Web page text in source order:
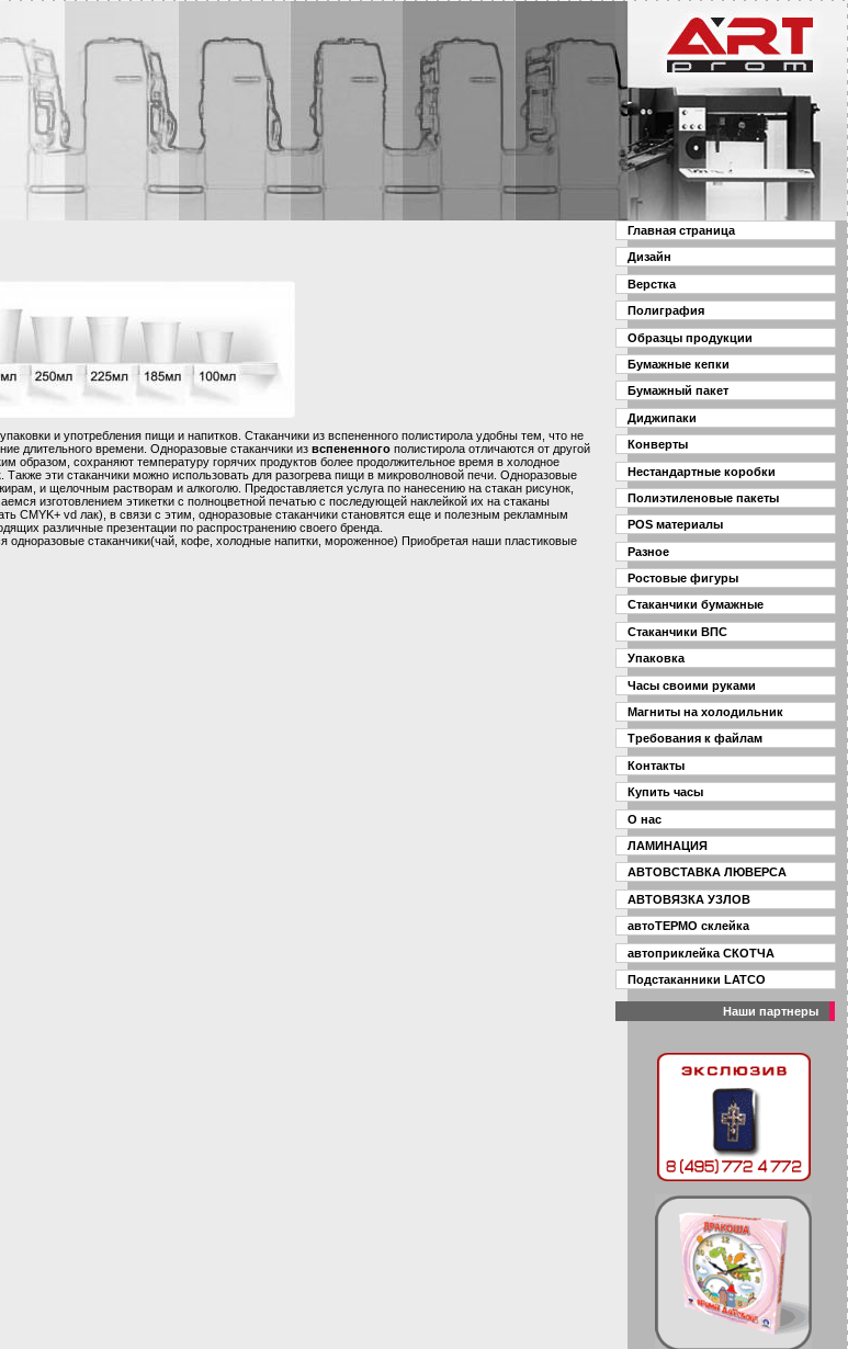
и употребления пищи и напитков. Стаканчики из вспененного полистирола удобны тем, что не
длительного времени. Одноразовые стаканчики из вспененного полистирола отличаются от другой
образом, сохраняют температуру горячих продуктов более продолжительное время в холодное
эти стаканчики можно использовать для разогрева пищи в микроволновой печи. Одноразовые
и щелочным растворам и алкоголю. Предоставляется услуга по нанесению на стакан рисунок,
изготовлением этикетки с полноцветной печатью с последующей наклейкой их на стаканы
CMYK+ vd лак), в связи с этим, одноразовые стаканчики становятся еще и полезным рекламным
различные презентации по распространению своего бренда.
стаканчики(чай, кофе, холодные напитки, мороженное) Приобретая наши пластиковые
Главная страница
Дизайн
Верстка
Полиграфия
Образцы продукции
Бумажные кепки
Бумажный пакет
Диджипаки
Конверты
Нестандартные коробки
Полиэтиленовые пакеты
POS материалы
Разное
Ростовые фигуры
Стаканчики бумажные
Cтаканчики ВПС
Упаковка
Часы своими руками
Магниты на холодильник
Требования к файлам
Контакты
Купить часы
О нас
ЛАМИНАЦИЯ
АВТОВСТАВКА ЛЮВЕРСА
АВТОВЯЗКА УЗЛОВ
автоТЕРМО склейка
автоприклейка СКОТЧА
Подстаканники LATCO
Наши партнеры